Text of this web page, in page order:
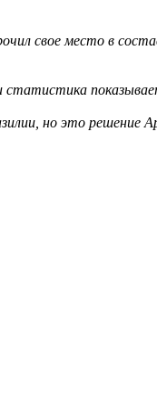
свое место в
и статистика
но это решение